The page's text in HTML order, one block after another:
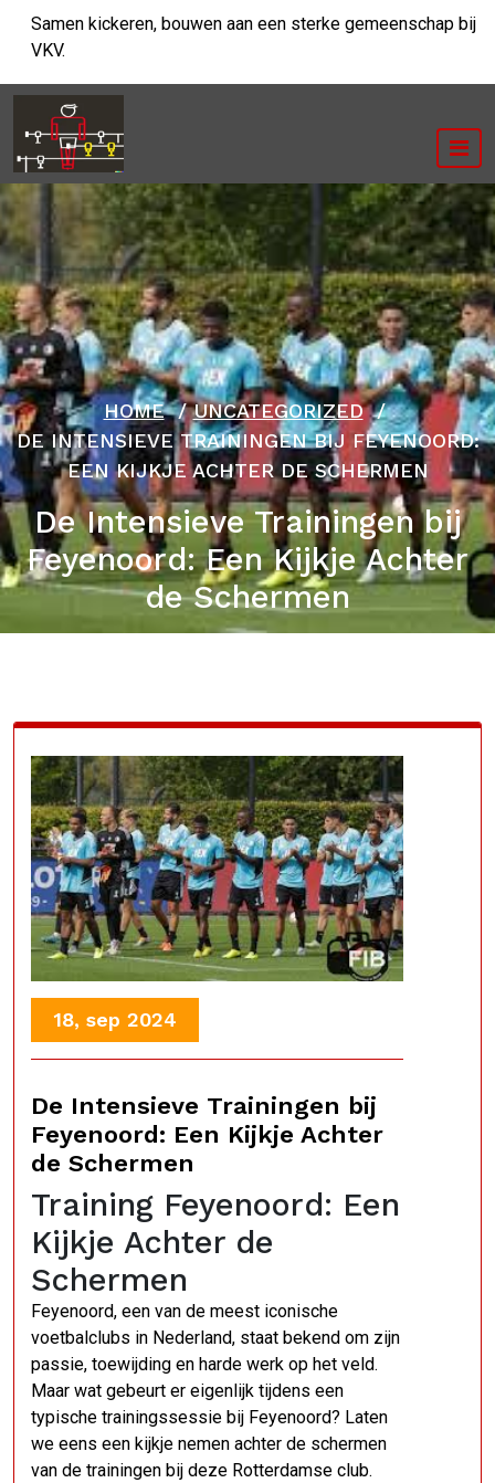
naar
inhoud
Samen kickeren, bouwen aan een sterke gemeenschap bij
VKV.
HOME/UNCATEGORIZED/
DE INTENSIEVE TRAININGEN BIJ FEYENOORD:
EEN KIJKJE ACHTER DE SCHERMEN
De Intensieve Trainingen bij
Feyenoord: Een Kijkje Achter
de Schermen
18, sep 2024
De Intensieve Trainingen bij
Feyenoord: Een Kijkje Achter
de Schermen
Training Feyenoord: Een
Kijkje Achter de
Schermen
Feyenoord, een van de meest iconische
voetbalclubs in Nederland, staat bekend om zijn
passie, toewijding en harde werk op het veld.
Maar wat gebeurt er eigenlijk tijdens een
typische trainingssessie bij Feyenoord? Laten
we eens een kijkje nemen achter de schermen
van de trainingen bij deze Rotterdamse club.